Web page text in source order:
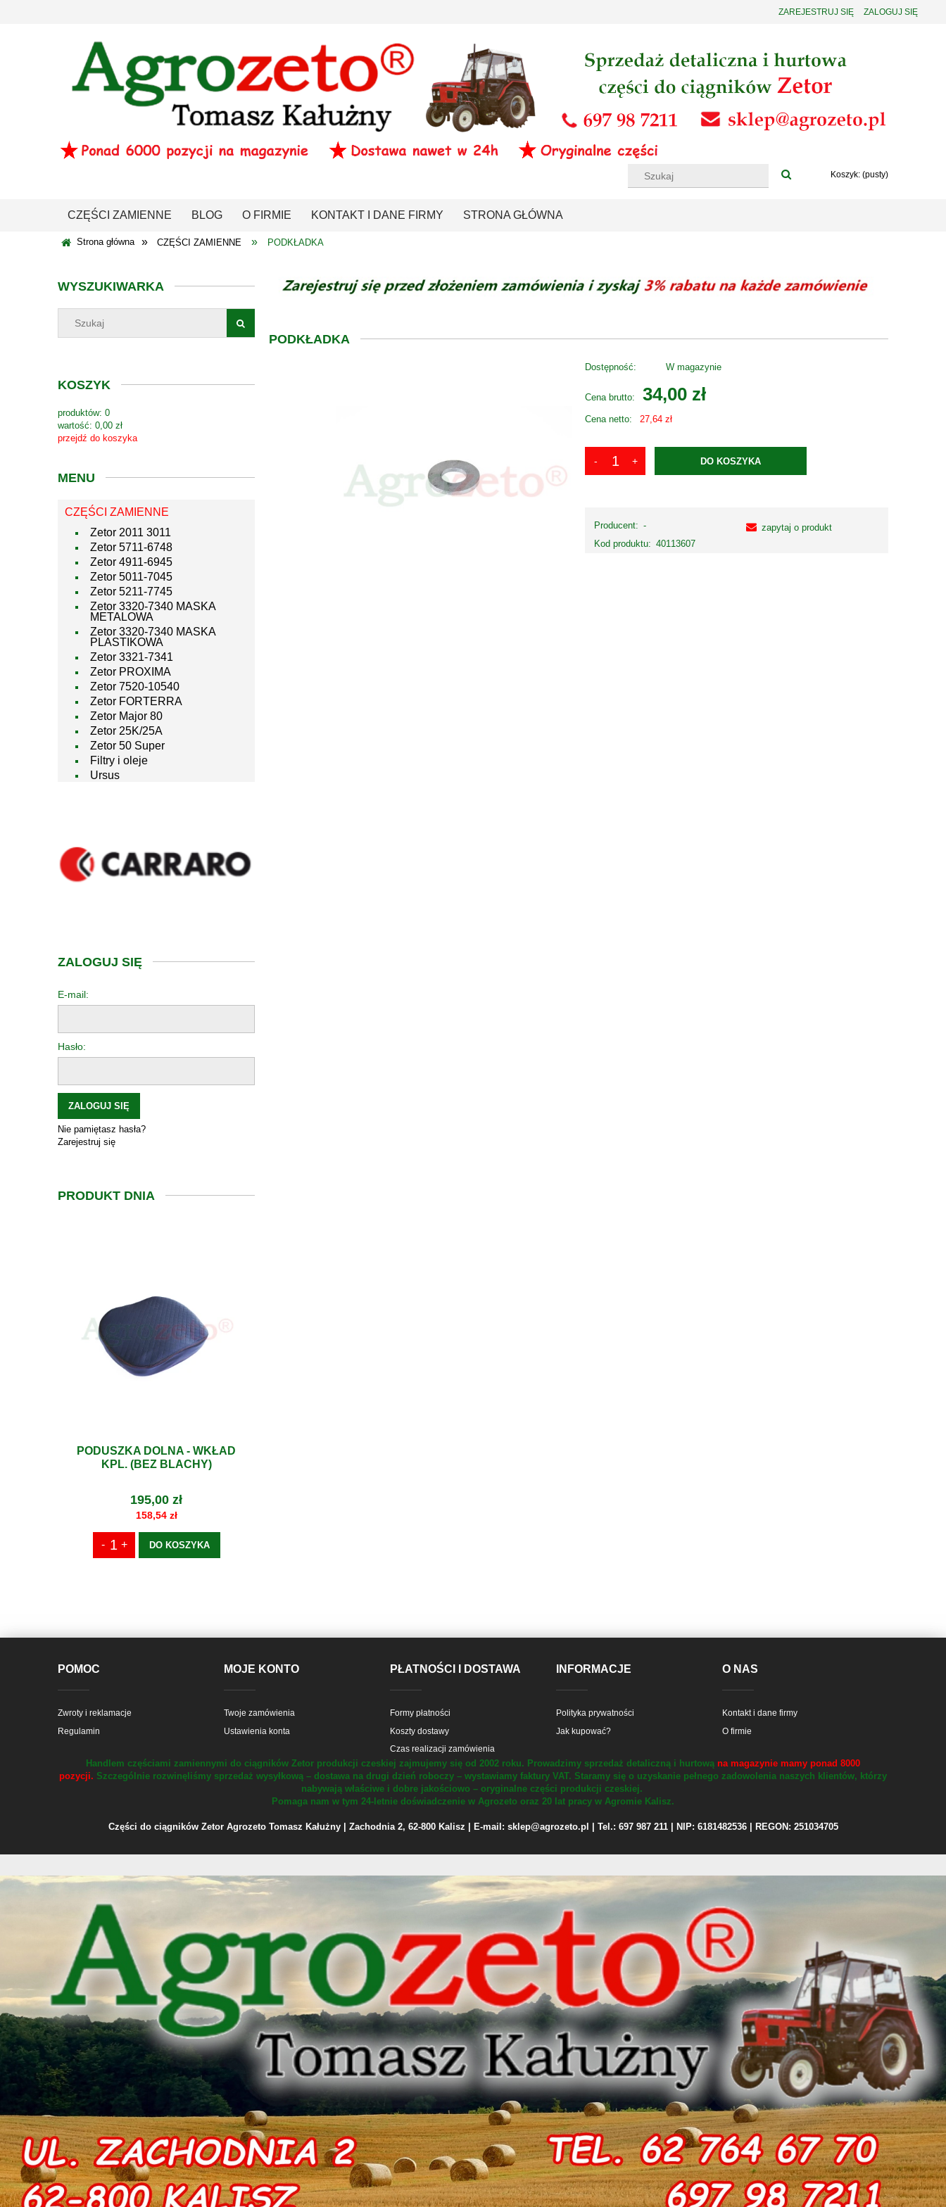
ZAREJESTRUJ SIĘ ZALOGUJ SIĘ
Koszyk: (pusty)
CZĘŚCI ZAMIENNE BLOG O FIRMIE KONTAKT I DANE FIRMY STRONA GŁÓWNA
Strona główna » CZĘŚCI ZAMIENNE » PODKŁADKA
WYSZUKIWARKA
KOSZYK
produktów: 0
wartość: 0,00 zł
przejdź do koszyka
MENU
CZĘŚCI ZAMIENNE
Zetor 2011 3011
Zetor 5711-6748
Zetor 4911-6945
Zetor 5011-7045
Zetor 5211-7745
Zetor 3320-7340 MASKA
METALOWA
Zetor 3320-7340 MASKA
PLASTIKOWA
Zetor 3321-7341
Zetor PROXIMA
Zetor 7520-10540
Zetor FORTERRA
Zetor Major 80
Zetor 25K/25A
Zetor 50 Super
Filtry i oleje
Ursus
ZALOGUJ SIĘ
E-mail:
Hasło:
ZALOGUJ SIĘ
Nie pamiętasz hasła?
Zarejestruj się
PRODUKT DNIA
PODUSZKA DOLNA - WKŁAD
KPL. (BEZ BLACHY)
195,00 zł
158,54 zł
DO KOSZYKA
PODKŁADKA
Dostępność: W magazynie
Cena brutto: 34,00 zł
Cena netto: 27,64 zł
DO KOSZYKA
Producent: -
Kod produktu: 40113607
zapytaj o produkt
POMOC
Zwroty i reklamacje
Regulamin
MOJE KONTO
Twoje zamówienia
Ustawienia konta
PŁATNOŚCI I DOSTAWA
Formy płatności
Koszty dostawy
Czas realizacji zamówienia
INFORMACJE
Polityka prywatności
Jak kupować?
O NAS
Kontakt i dane firmy
O firmie
Handlem częściami zamiennymi do ciągników Zetor produkcji czeskiej zajmujemy się od 2002 roku. Prowadzimy sprzedaż detaliczną i hurtową na magazynie mamy ponad 8000
pozycji. Szczególnie rozwinęliśmy sprzedaż wysyłkową – dostawa na drugi dzień roboczy – wystawiamy faktury VAT. Staramy się o uzyskanie pełnego zadowolenia naszych klientów, którzy
nabywają właściwe i dobre jakościowo – oryginalne części produkcji czeskiej.
Pomaga nam w tym 24-letnie doświadczenie w Agrozeto oraz 20 lat pracy w Agromie Kalisz.
Części do ciągników Zetor Agrozeto Tomasz Kałużny | Zachodnia 2, 62-800 Kalisz | E-mail: sklep@agrozeto.pl | Tel.: 697 987 211 | NIP: 6181482536 | REGON: 251034705